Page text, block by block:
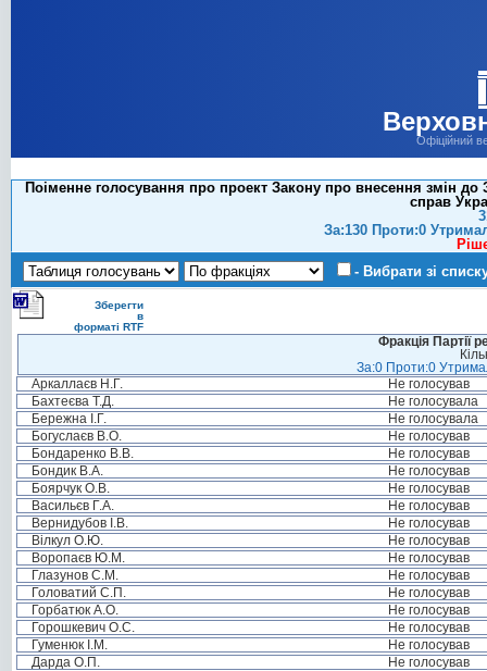
Офіційний
Поіменне голосування про проект Закону про внесення змін до
справ
За:130 Проти:0
- Вибрати зі
Зберегти
в
форматі RTF
Фракція Партії
За:0 Проти:0
Аркаллаєв Н.Г.
Не голосував
Бахтеєва Т.Д.
Не голосувала
Бережна І.Г.
Не голосувала
Богуслаєв В.О.
Не голосував
Бондаренко В.В.
Не голосував
Бондик В.А.
Не голосував
Боярчук О.В.
Не голосував
Васильєв Г.А.
Не голосував
Вернидубов І.В.
Не голосував
Вілкул О.Ю.
Не голосував
Воропаєв Ю.М.
Не голосував
Глазунов С.М.
Не голосував
Головатий С.П.
Не голосував
Горбатюк А.О.
Не голосував
Горошкевич О.С.
Не голосував
Гуменюк І.М.
Не голосував
Дарда О.П.
Не голосував